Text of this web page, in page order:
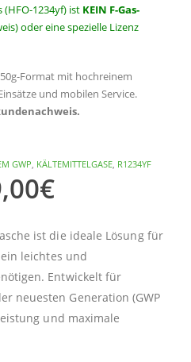
(HFO-1234yf) ist KEIN F-Gas-
oder eine spezielle Lizenz
Format mit hochreinem
und mobilen Service.
GWP KÄLTEMITTELGASE R1234YF
€
ist die ideale Lösung für
leichtes und
Entwickelt für
neuesten Generation (GWP
und maximale